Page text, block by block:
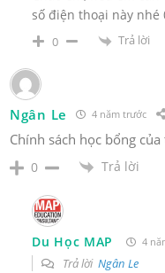
số điện thoại này nhé
0 Trả lời
Ngân Le 4 năm trước
Chính sách học bổng
0 Trả lời
Du Học MAP 4
Trả lời Ngân Le